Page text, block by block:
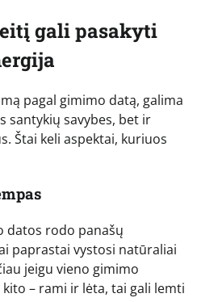
gali pasakyti
pagal gimimo datą, galima
santykių savybes, bet ir
Štai keli aspektai, kuriuos
datos rodo panašų
paprastai vystosi natūraliai
jeigu vieno gimimo
– rami ir lėta, tai gali lemti